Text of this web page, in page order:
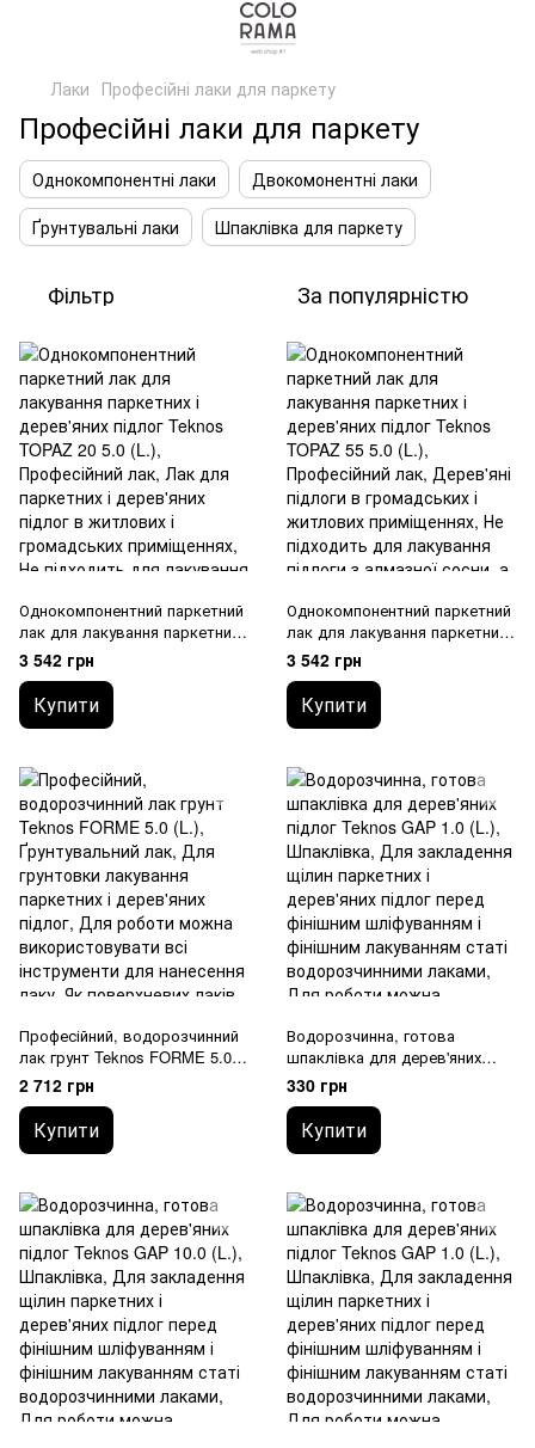
Лаки Професійні лаки для паркету
Професійні лаки для паркету
Однокомпонентні лаки
Двокомонентні лаки
Ґрунтувальні лаки
Шпаклівка для паркету
Фільтр За популярністю
Однокомпонентний паркетний
лак для лакування паркетних і
дерев'яних підлог Teknos
TOPAZ 20 5.0 (L.)
3 542 грн
Купити
Однокомпонентний паркетний
лак для лакування паркетних і
дерев'яних підлог Teknos
TOPAZ 55 5.0 (L.)
3 542 грн
Купити
Професійний, водорозчинний
лак грунт Teknos FORME 5.0
(L.)
2 712 грн
Купити
Водорозчинна, готова
шпаклівка для дерев'яних
підлог Teknos GAP 1.0 (L.)
330 грн
Купити